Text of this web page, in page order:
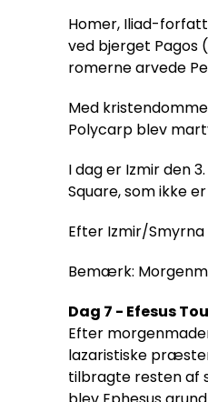
Homer, Iliad-
ved bjerget Pagos
romerne arvede
Med
Polycarp blev
I dag er Izmir den
Square, som ikke
Efter Izmir/Smyrna
Bemærk:
Dag 7 - Efesus
Efter
lazaristiske
tilbragte resten af